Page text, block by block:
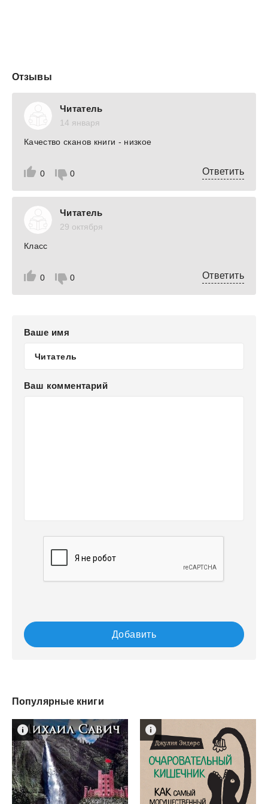
Отзывы
Читатель
14 января
0 0
Качество сканов книги - низкое
Ответить
Читатель
29 октября
0 0
Класс
Ответить
Ваше имя
Ваш комментарий
Добавить
Популярные книги